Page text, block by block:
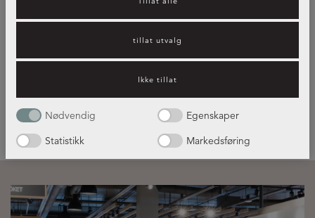
tillat utvalg
Ikke tillat
Nødvendig
Egenskaper
Statistikk
Markedsføring
Kjøkkeninspirasjon – hvilket
kjøkken passer best for deg?